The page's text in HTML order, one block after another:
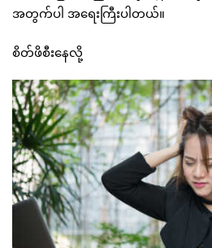
အတွက်ပါ အရေးကြီးပါတယ်။
စိတ်ဖိစီးနေလို့